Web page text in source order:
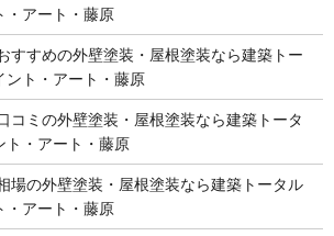
・アート・藤原
すすめの外壁塗装・屋根塗装なら建築トー
ント・アート・藤原
コミの外壁塗装・屋根塗装なら建築トータ
ト・アート・藤原
場の外壁塗装・屋根塗装なら建築トータル
・アート・藤原